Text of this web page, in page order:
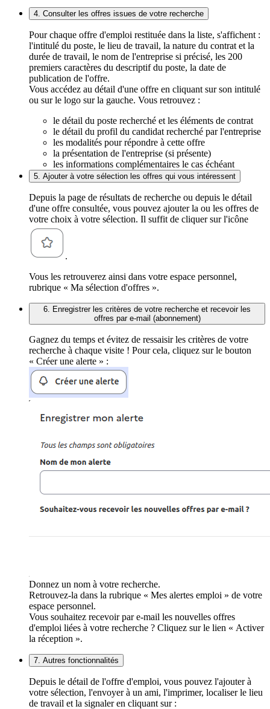
4. Consulter les offres issues de votre recherche
Pour chaque offre d'emploi restituée dans la liste, s'affichent :
l'intitulé du poste, le lieu de travail, la nature du contrat et la
durée de travail, le nom de l'entreprise si précisé, les 200
premiers caractères du descriptif du poste, la date de
publication de l'offre.
Vous accédez au détail d'une offre en cliquant sur son intitulé
ou sur le logo sur la gauche. Vous retrouvez :
le détail du poste recherché et les éléments de contrat
le détail du profil du candidat recherché par l'entreprise
les modalités pour répondre à cette offre
la présentation de l'entreprise (si présente)
les informations complémentaires le cas échéant
5. Ajouter à votre sélection les offres qui vous intéressent
Depuis la page de résultats de recherche ou depuis le détail
d'une offre consultée, vous pouvez ajouter la ou les offres de
votre choix à votre sélection. Il suffit de cliquer sur l'icône
.
Vous les retrouverez ainsi dans votre espace personnel,
rubrique « Ma sélection d'offres ».
6. Enregistrer les critères de votre recherche et recevoir les
offres par e-mail (abonnement)
Gagnez du temps et évitez de ressaisir les critères de votre
recherche à chaque visite ! Pour cela, cliquez sur le bouton
« Créer une alerte » :
Donnez un nom à votre recherche.
Retrouvez-la dans la rubrique « Mes alertes emploi » de votre
espace personnel.
Vous souhaitez recevoir par e-mail les nouvelles offres
d'emploi liées à votre recherche ? Cliquez sur le lien « Activer
la réception ».
7. Autres fonctionnalités
Depuis le détail de l'offre d'emploi, vous pouvez l'ajouter à
votre sélection, l'envoyer à un ami, l'imprimer, localiser le lieu
de travail et la signaler en cliquant sur :